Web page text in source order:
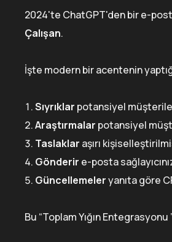
2024'te ChatGPT'den bir e-
Çalışan.
İşte modern bir acentenin
Sıyrıklar potansiyel
Araştırmalar potansiyel
Taslaklar aşırı
Gönderir e-posta
Güncellemeleryanıta göre
Bu “Toplam Yığın